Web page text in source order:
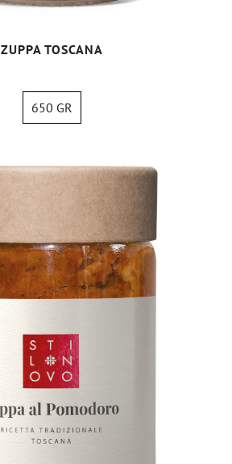
ZUPPA TOSCANA
650 GR